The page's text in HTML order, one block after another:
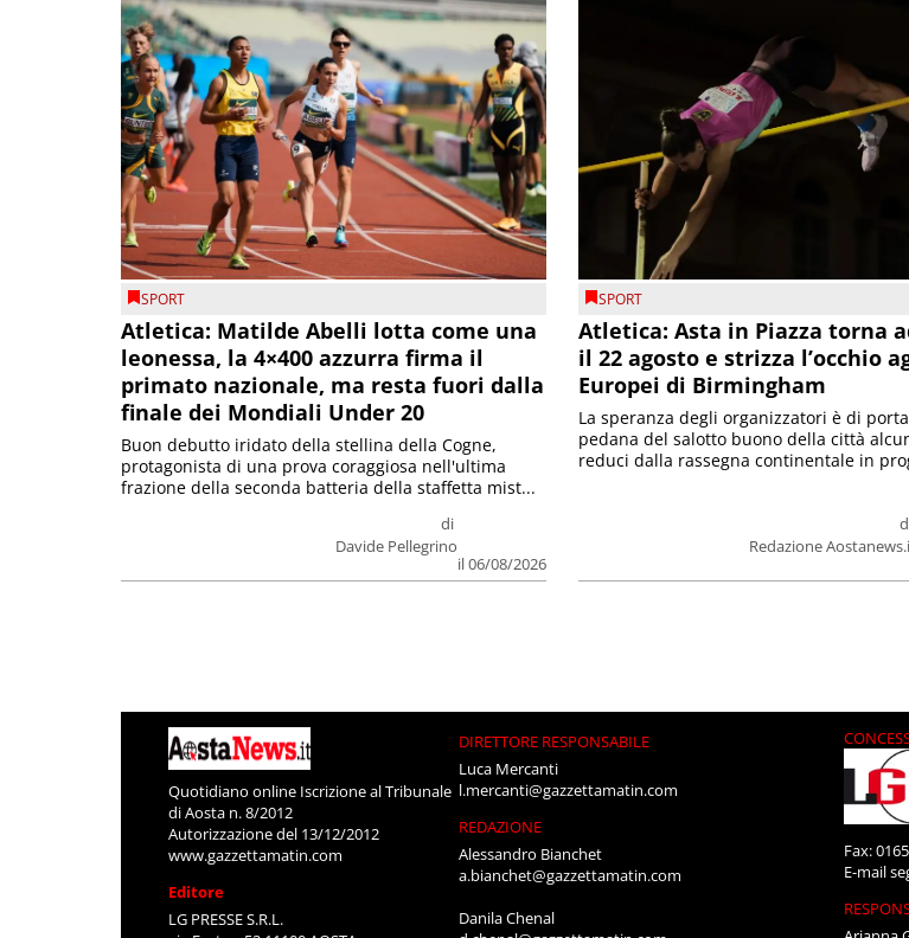
SPORT
Atletica: Matilde Abelli lotta come una
leonessa, la 4×400 azzurra firma il
primato nazionale, ma resta fuori dalla
finale dei Mondiali Under 20
di
Davide Pellegrino
il 06/08/2026
Buon debutto iridato della stellina della Cogne,
protagonista di una prova coraggiosa nell'ultima
frazione della seconda batteria della staffetta mist...
SPORT
Atletica: Asta in Piazza torna
il 22 agosto e strizza l’occhio
Europei di Birmingham
Redazione
La speranza degli organizzatori è di
pedana del salotto buono della città
reduci dalla rassegna continentale in
Quotidiano online Iscrizione al Tribunale
di Aosta n. 8/2012
Autorizzazione del 13/12/2012
www.gazzettamatin.com
Editore
LG PRESSE S.R.L.
DIRETTORE RESPONSABILE
Luca Mercanti
l.mercanti@gazzettamatin.com
REDAZIONE
Alessandro Bianchet
a.bianchet@gazzettamatin.com
Danila Chenal
Fax:
E-mail